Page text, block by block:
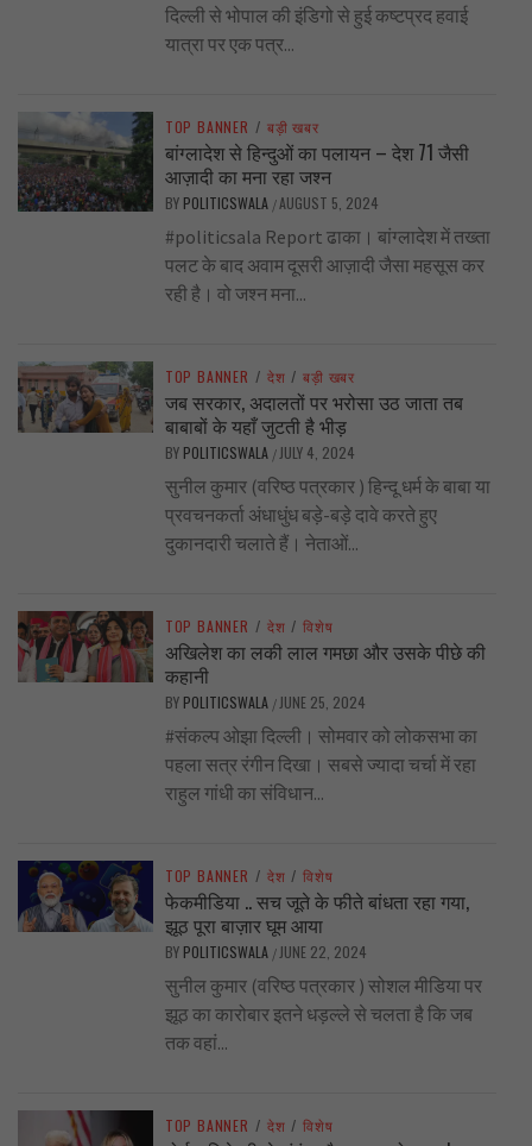
दिल्ली से भोपाल की इंडिगो से हुई कष्टप्रद हवाई
यात्रा पर एक पत्र...
TOP BANNER / बड़ी खबर
बांग्लादेश से हिन्दुओं का पलायन – देश 71 जैसी
आज़ादी का मना रहा जश्न
BY POLITICSWALA /AUGUST 5, 2024
#politicsala Report ढाका। बांग्लादेश में तख्ता
पलट के बाद अवाम दूसरी आज़ादी जैसा महसूस कर
रही है। वो जश्न मना...
TOP BANNER / देश / बड़ी खबर
जब सरकार, अदालतों पर भरोसा उठ जाता तब
बाबाबों के यहाँ जुटती है भीड़
BY POLITICSWALA / JULY 4, 2024
सुनील कुमार (वरिष्ठ पत्रकार ) हिन्दू धर्म के बाबा या
प्रवचनकर्ता अंधाधुंध बड़े-बड़े दावे करते हुए
दुकानदारी चलाते हैं। नेताओं...
TOP BANNER / देश / विशेष
अखिलेश का लकी लाल गमछा और उसके पीछे की
कहानी
BY POLITICSWALA / JUNE 25, 2024
#संकल्प ओझा दिल्ली। सोमवार को लोकसभा का
पहला सत्र रंगीन दिखा। सबसे ज्यादा चर्चा में रहा
राहुल गांधी का संविधान...
TOP BANNER / देश / विशेष
फेकमीडिया .. सच जूते के फीते बांधता रहा गया,
झूठ पूरा बाज़ार घूम आया
BY POLITICSWALA / JUNE 22, 2024
सुनील कुमार (वरिष्ठ पत्रकार ) सोशल मीडिया पर
झूठ का कारोबार इतने धड़ल्ले से चलता है कि जब
तक वहां...
TOP BANNER / देश / विशेष